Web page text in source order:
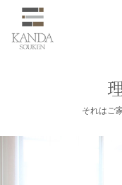
それはご